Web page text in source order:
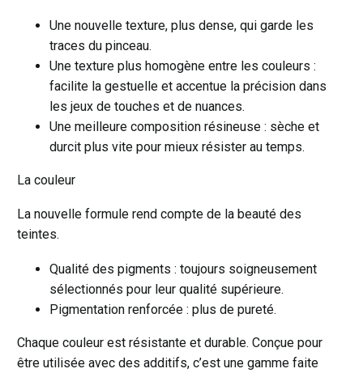
Une nouvelle texture, plus dense, qui garde les
traces du pinceau.
Une texture plus homogène entre les couleurs :
facilite la gestuelle et accentue la précision dans
les jeux de touches et de nuances.
Une meilleure composition résineuse : sèche et
durcit plus vite pour mieux résister au temps.
La couleur
La nouvelle formule rend compte de la beauté des
teintes.
Qualité des pigments : toujours soigneusement
sélectionnés pour leur qualité supérieure.
Pigmentation renforcée : plus de pureté.
Chaque couleur est résistante et durable. Conçue pour
être utilisée avec des additifs, c’est une gamme faite